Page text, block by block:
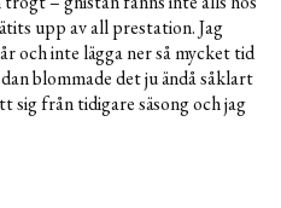
upp av all prestation. Jag
och inte lägga ner så mycket tid
blommade det ju ändå såklart
sig från tidigare säsong och jag